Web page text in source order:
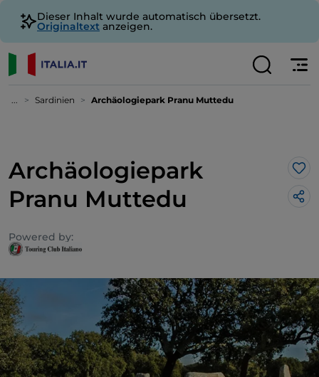
Dieser Inhalt wurde automatisch übersetzt.
Originaltext anzeigen.
... Sardinien Archäologiepark Pranu Muttedu
Archäologiepark
Pranu Muttedu
Powered by: